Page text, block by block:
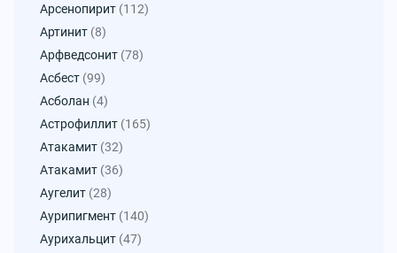
Арсенопирит (112)
Артинит (8)
Арфведсонит (78)
Асбест (99)
Асболан (4)
Астрофиллит (165)
Атакамит (32)
Атакамит (36)
Аугелит (28)
Аурипигмент (140)
Аурихальцит (47)